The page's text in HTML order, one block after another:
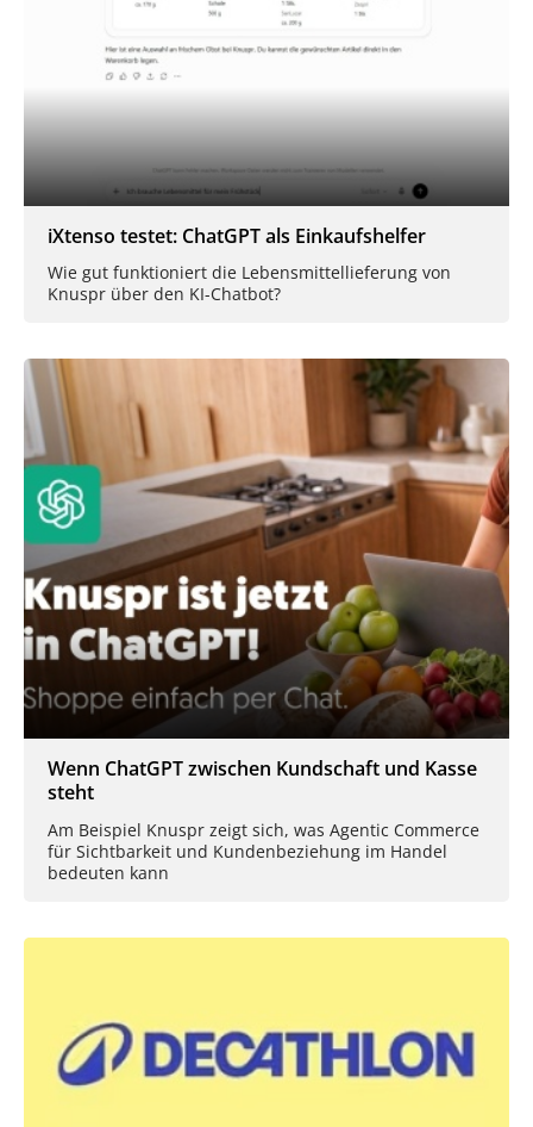
iXtenso testet: ChatGPT als Einkaufshelfer
Wie gut funktioniert die Lebensmittellieferung von
Knuspr über den KI-Chatbot?
Wenn ChatGPT zwischen Kundschaft und Kasse
steht
Am Beispiel Knuspr zeigt sich, was Agentic Commerce
für Sichtbarkeit und Kundenbeziehung im Handel
bedeuten kann